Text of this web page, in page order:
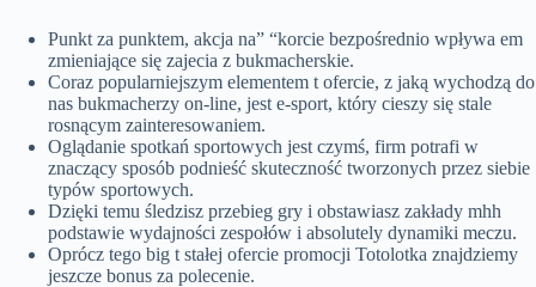
Punkt za punktem, akcja na” “korcie bezpośrednio wpływa em
zmieniające się zajecia z bukmacherskie.
Coraz popularniejszym elementem t ofercie, z jaką wychodzą do
nas bukmacherzy on-line, jest e-sport, który cieszy się stale
rosnącym zainteresowaniem.
Oglądanie spotkań sportowych jest czymś, firm potrafi w
znaczący sposób podnieść skuteczność tworzonych przez siebie
typów sportowych.
Dzięki temu śledzisz przebieg gry i obstawiasz zakłady mhh
podstawie wydajności zespołów i absolutely dynamiki meczu.
Oprócz tego big t stałej ofercie promocji Totolotka znajdziemy
jeszcze bonus za polecenie.